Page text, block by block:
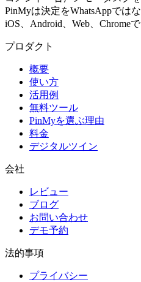
PinMyは決定をWhatsAppでは
iOS、Android、Web、Chromeで
プロダクト
概要
使い方
活用例
無料ツール
PinMyを選ぶ理由
料金
デジタルツイン
会社
レビュー
ブログ
お問い合わせ
デモ予約
法的事項
プライバシー